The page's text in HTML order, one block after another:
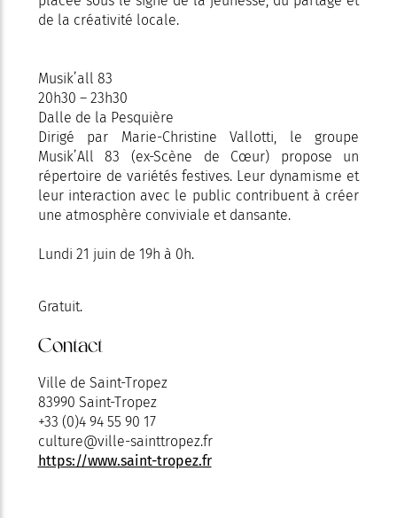
de la créativité locale.
Musik’all 83
20h30 – 23h30
Dalle de la Pesquière
Dirigé par Marie-Christine Vallotti, le groupe
Musik’All 83 (ex-Scène de Cœur) propose un
répertoire de variétés festives. Leur dynamisme et
leur interaction avec le public contribuent à créer
une atmosphère conviviale et dansante.
Lundi 21 juin de 19h à 0h.
Gratuit.
Contact
Ville de Saint-Tropez
83990 Saint-Tropez
+33 (0)4 94 55 90 17
culture@ville-sainttropez.fr
https://www.saint-tropez.fr